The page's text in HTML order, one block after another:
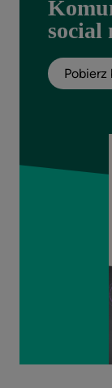
social
Pobierz